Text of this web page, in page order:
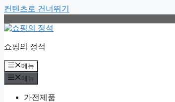
컨텐츠로 건너뛰기
쇼핑의 정석
메뉴
메뉴
가전제품